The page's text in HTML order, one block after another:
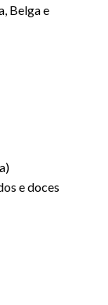
Belga e
e doces